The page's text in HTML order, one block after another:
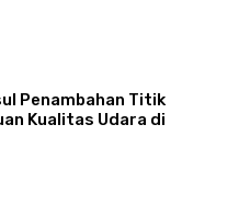
Penambahan Titik
Kualitas Udara di